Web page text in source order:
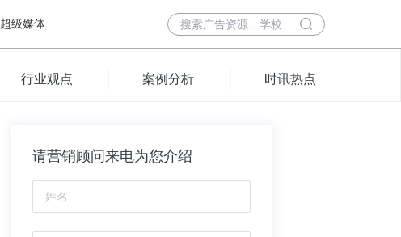
超级媒体
行业观点 案例分析 时讯热点
请营销顾问来电为您介绍